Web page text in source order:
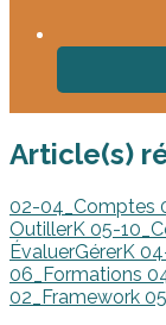
Article(s)
02-04_Comptes
OutillerK 05-
ÉvaluerGérerK
06_Formations
02_Framework